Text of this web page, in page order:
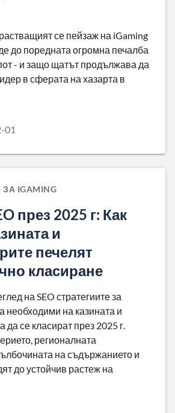
се пейзаж на iGaming
до поредната огромна печалба
- и защо щатът продължава да
в сферата на хазарта в
01
IGAMING
през 2025 г: Как
и
печелят
класиране
на SEO стратегиите за
необходими на казината и
да се класират през 2025 г.
регионалната
на съдържанието и
до устойчив растеж на